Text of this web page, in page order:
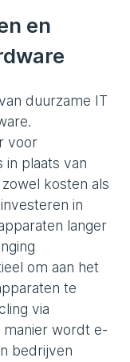
en
duurzame IT
voor
plaats van
kosten als
in
langer
om aan het
te
via
wordt e-
bedrijven